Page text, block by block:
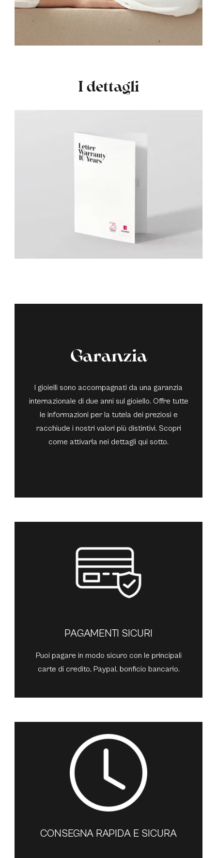
I dettagli
Garanzia
I gioielli sono accompagnati da una garanzia
internazionale di due anni sul gioiello. Offre tutte
le informazioni per la tutela dei preziosi e
racchiude i nostri valori più distintivi. Scopri
come attivarla nei dettagli qui sotto.
PAGAMENTI SICURI
Puoi pagare in modo sicuro con le principali
carte di credito, Paypal, bonficio bancario.
CONSEGNA RAPIDA E SICURA